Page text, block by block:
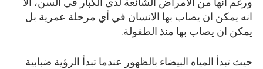
انه يمكن ان يصاب بها الانسان في أي مرحلة عمرية بل
يمكن ان يصاب بها منذ الطفولة.
حيث تبدأ المياه البيضاء بالظهور عندما تبدأ الرؤية ضبابية